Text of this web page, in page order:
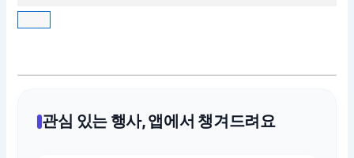
관심 있는 행사, 앱에서 챙겨드려요